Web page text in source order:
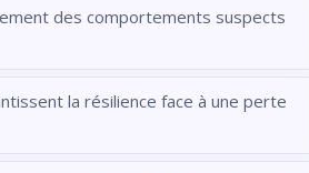
des comportements suspects
la résilience face à une perte